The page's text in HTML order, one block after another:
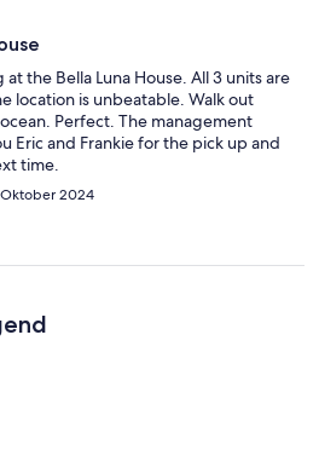
the Bella Luna House. All 3 units are
location is unbeatable. Walk out
Perfect. The management
Eric and Frankie for the pick up and
time.
2024